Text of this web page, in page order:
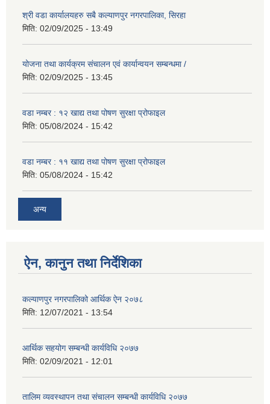
श्री वडा कार्यालयहरु सबै कल्याणपुर नगरपालिका, सिरहा
मिति: 02/09/2025 - 13:49
योजना तथा कार्यक्रम संचालन एवं कार्यान्वयन सम्बन्धमा /
मिति: 02/09/2025 - 13:45
वडा नम्बर : १२ खाद्य तथा पोषण सुरक्षा प्रोफाइल
मिति: 05/08/2024 - 15:42
वडा नम्बर : ११ खाद्य तथा पोषण सुरक्षा प्रोफाइल
मिति: 05/08/2024 - 15:42
अन्य
ऐन, कानुन तथा निर्देशिका
कल्याणपुर नगरपालिको आर्थिक ऐन २०७८
मिति: 12/07/2021 - 13:54
आर्थिक सहयोग सम्बन्धी कार्यविधि २०७७
मिति: 02/09/2021 - 12:01
तालिम व्यवस्थापन तथा संचालन सम्बन्धी कार्यविधि २०७७